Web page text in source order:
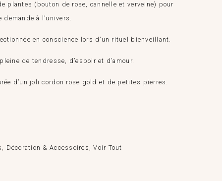
plantes (bouton de rose, cannelle et verveine) pour
à l’univers.
en conscience lors d’un rituel bienveillant.
de tendresse, d’espoir et d’amour.
d’un joli cordon rose gold et de petites pierres.
, Décoration & Accessoires ,Voir Tout